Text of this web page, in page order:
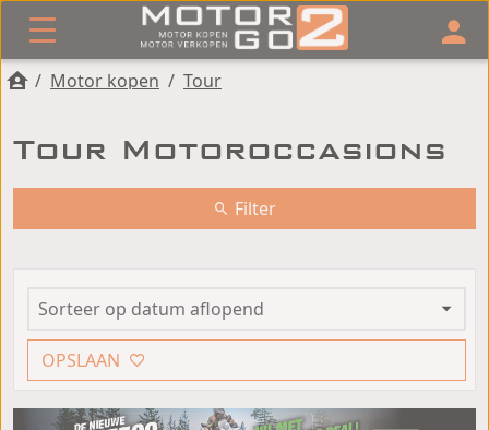
/ Motor kopen / Tour
Tour Motoroccasions
Filter
OPSLAAN